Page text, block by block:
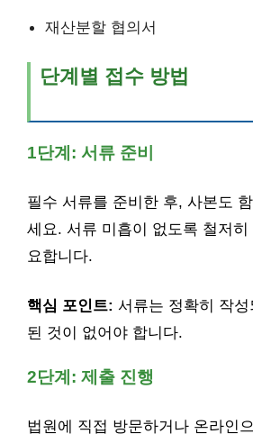
재산분할 협의서
단계별 접수 방법
1단계: 서류 준비
필수 서류를 준비한 후, 사본도
세요. 서류 미흡이 없도록 철저
요합니다.
핵심 포인트: 서류는 정확히 작
된 것이 없어야 합니다.
2단계: 제출 진행
법원에 직접 방문하거나 온라인